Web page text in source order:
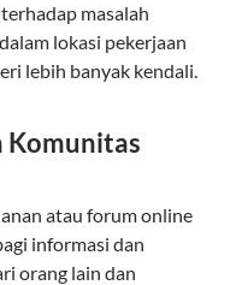
masalah
lokasi pekerjaan
lebih banyak kendali.
Komunitas
atau forum online
informasi dan
orang lain dan